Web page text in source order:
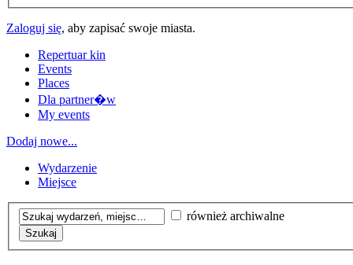
Zaloguj się, aby zapisać swoje miasta.
Repertuar kin
Events
Places
Dla partner�w
My events
Dodaj nowe...
Wydarzenie
Miejsce
również archiwalne
Szukaj